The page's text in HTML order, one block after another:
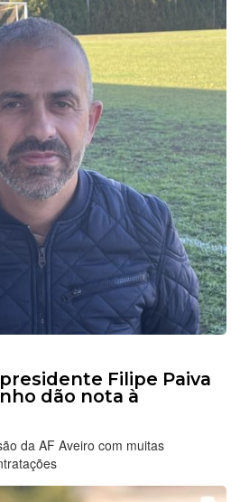
Filipe Paiva
dão nota à
da AF Aveiro com muitas